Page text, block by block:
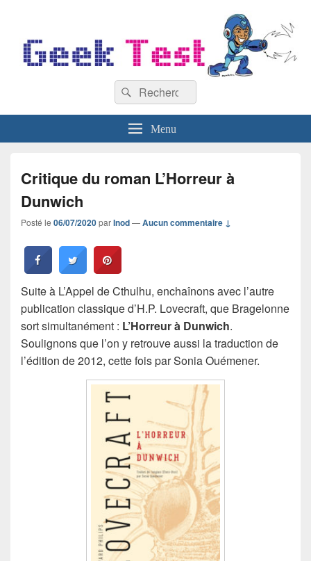
Recherche :
Rechercher
Menu
Critique du roman L’Horreur à
Dunwich
Posté le 06/07/2020parInod—Aucun commentaire ↓
Suite à L’Appel de Cthulhu, enchaînons avec l’autre
publication classique d’H.P. Lovecraft, que Bragelonne
sort simultanément : L’Horreur à Dunwich.
Soulignons que l’on y retrouve aussi la traduction de
l’édition de 2012, cette fois par Sonia Ouémener.